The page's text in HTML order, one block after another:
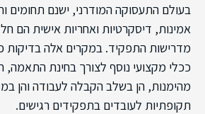
בעולם התעסוקה המודרני, ישנם תחומים
אמינות, דיסקרטיות ואחריות אישית הם
מדרישות התפקיד. במקרים אלה בדיקות
ככלי מקצועי נוסף לצורך בחינת התאמה,
מהימנות, הן בשלב הקבלה לעבודה והן
תקופתיות לעובדים בתפקידים רגישים.